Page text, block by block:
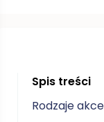
Spis treści
Rodzaje